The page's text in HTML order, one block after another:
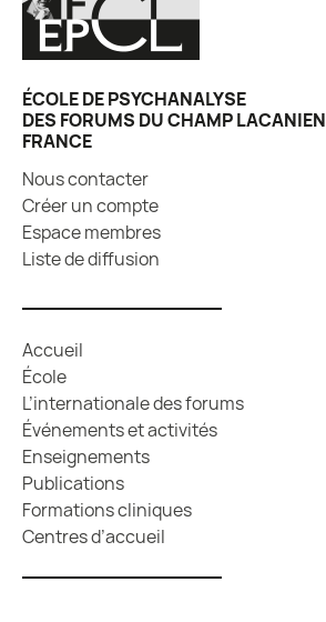
ÉCOLE DE PSYCHANALYSE
DES FORUMS DU CHAMP LACANIEN
FRANCE
Nous contacter
Créer un compte
Espace membres
Liste de diffusion
Accueil
École
L’internationale des forums
Événements et activités
Enseignements
Publications
Formations cliniques
Centres d’accueil